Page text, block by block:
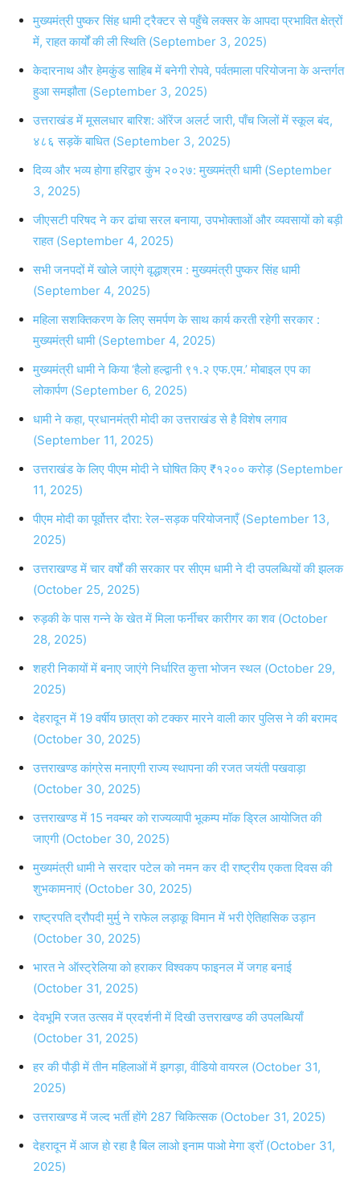
मुख्यमंत्री पुष्कर सिंह धामी ट्रैक्टर से पहुँचे लक्सर के आपदा प्रभावित क्षेत्रों
में, राहत कार्यों की ली स्थिति (September 3, 2025)
केदारनाथ और हेमकुंड साहिब में बनेगी रोपवे, पर्वतमाला परियोजना के अन्तर्गत
हुआ समझौता (September 3, 2025)
उत्तराखंड में मूसलधार बारिश: ऑरेंज अलर्ट जारी, पाँच जिलों में स्कूल बंद,
४८६ सड़कें बाधित (September 3, 2025)
दिव्य और भव्य होगा हरिद्वार कुंभ २०२७: मुख्यमंत्री धामी (September
3, 2025)
जीएसटी परिषद ने कर ढांचा सरल बनाया, उपभोक्ताओं और व्यवसायों को बड़ी
राहत (September 4, 2025)
सभी जनपदों में खोले जाएंगे वृद्धाश्रम : मुख्यमंत्री पुष्कर सिंह धामी
(September 4, 2025)
महिला सशक्तिकरण के लिए समर्पण के साथ कार्य करती रहेगी सरकार :
मुख्यमंत्री धामी (September 4, 2025)
मुख्यमंत्री धामी ने किया ‘हैलो हल्द्वानी ९१.२ एफ.एम.’ मोबाइल एप का
लोकार्पण (September 6, 2025)
धामी ने कहा, प्रधानमंत्री मोदी का उत्तराखंड से है विशेष लगाव
(September 11, 2025)
उत्तराखंड के लिए पीएम मोदी ने घोषित किए ₹१२०० करोड़ (September
11, 2025)
पीएम मोदी का पूर्वोत्तर दौरा: रेल-सड़क परियोजनाएँ (September 13,
2025)
उत्तराखण्ड में चार वर्षों की सरकार पर सीएम धामी ने दी उपलब्धियों की झलक
(October 25, 2025)
रुड़की के पास गन्ने के खेत में मिला फर्नीचर कारीगर का शव (October
28, 2025)
शहरी निकायों में बनाए जाएंगे निर्धारित कुत्ता भोजन स्थल (October 29,
2025)
देहरादून में 19 वर्षीय छात्रा को टक्कर मारने वाली कार पुलिस ने की बरामद
(October 30, 2025)
उत्तराखण्ड कांग्रेस मनाएगी राज्य स्थापना की रजत जयंती पखवाड़ा
(October 30, 2025)
उत्तराखण्ड में 15 नवम्बर को राज्यव्यापी भूकम्प मॉक ड्रिल आयोजित की
जाएगी (October 30, 2025)
मुख्यमंत्री धामी ने सरदार पटेल को नमन कर दी राष्ट्रीय एकता दिवस की
शुभकामनाएं (October 30, 2025)
राष्ट्रपति द्रौपदी मुर्मु ने राफेल लड़ाकू विमान में भरी ऐतिहासिक उड़ान
(October 30, 2025)
भारत ने ऑस्ट्रेलिया को हराकर विश्वकप फाइनल में जगह बनाई
(October 31, 2025)
देवभूमि रजत उत्सव में प्रदर्शनी में दिखी उत्तराखण्ड की उपलब्धियाँ
(October 31, 2025)
हर की पौड़ी में तीन महिलाओं में झगड़ा, वीडियो वायरल (October 31,
2025)
उत्तराखण्ड में जल्द भर्ती होंगे 287 चिकित्सक (October 31, 2025)
देहरादून में आज हो रहा है बिल लाओ इनाम पाओ मेगा ड्रॉ (October 31,
2025)